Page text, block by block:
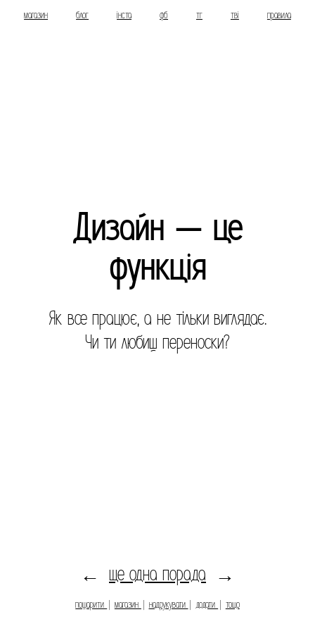
магазин блог інста фб тг тві правила
Дизайн — це
функція
Як все працює, а не тільки виглядає.
Чи ти любиш переноски?
← ще одна порада →
пошарити магазин надрукувати додати тощо